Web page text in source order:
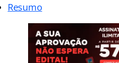
Resumo